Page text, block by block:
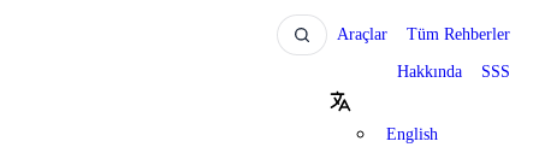
Araçlar Tüm Rehberler
Hakkında SSS
English